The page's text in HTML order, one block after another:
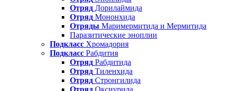
Отряд Дорилаймида
Отряд Мононхида
Отряды Маримермитида и Мермитида
Паразитические эноплии
Подкласс Хромадория
Подкласс Рабдития
Отряд Рабдитида
Отряд Тиленхида
Отряд Стронгилида
Отряд Оксиурида